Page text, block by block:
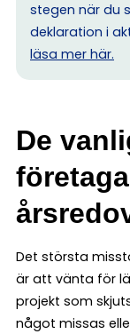
stegen när du
deklaration i
läsa mer här.
De
Det största
är att vänta för
projekt som
något missas